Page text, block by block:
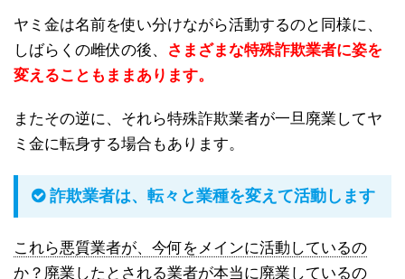
ヤミ金は名前を使い分けながら活動するのと同様に、
しばらくの雌伏の後、
さまざまな特殊詐欺業者に姿を
変えることもままあります。
またその逆に、それら特殊詐欺業者が一旦廃業してヤ
ミ金に転身する場合もあります。
詐欺業者は、転々と業種を変えて活動します
これら悪質業者が、今何をメインに活動しているの
か？廃業したとされる業者が本当に廃業しているの